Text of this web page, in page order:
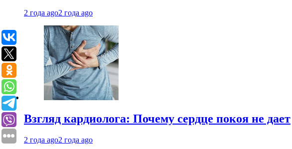
2 года ago2 года ago
Взгляд кардиолога: Почему сердце покоя не дает
2 года ago2 года ago